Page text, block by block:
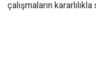
çalışmaların